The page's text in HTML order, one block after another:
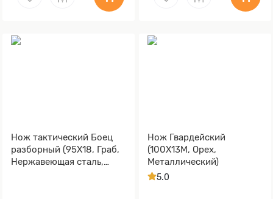
Нож тактический Боец
разборный (95Х18, Граб,
Нержавеющая сталь,
Нож Гвардейский
(100Х13М, Орех,
Металлический)
5.0